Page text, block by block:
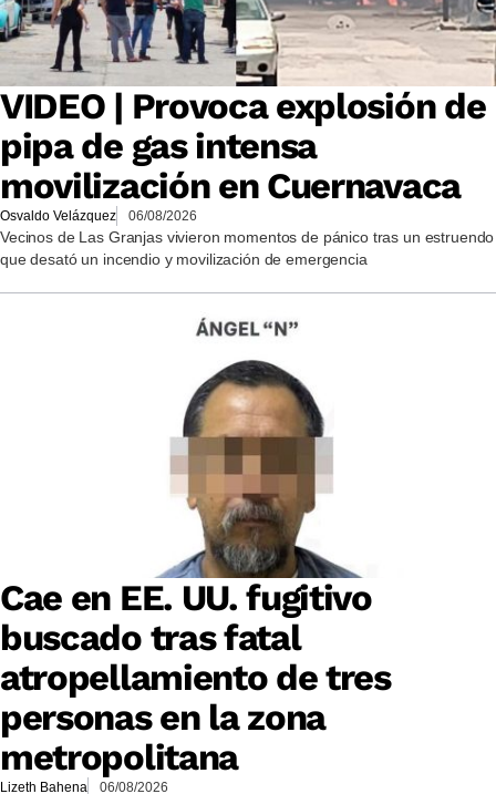
VIDEO | Provoca explosión de
pipa de gas intensa
movilización en Cuernavaca
Osvaldo Velázquez 06/08/2026
Vecinos de Las Granjas vivieron momentos de pánico tras un estruendo
que desató un incendio y movilización de emergencia
Cae en EE. UU. fugitivo
buscado tras fatal
atropellamiento de tres
personas en la zona
metropolitana
Lizeth Bahena 06/08/2026